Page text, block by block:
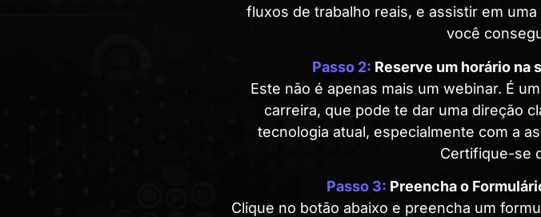
fluxos de trabalho reais, e assistir em
você
Passo 2: Reserve um horário na
Este não é apenas mais um webinar. É
carreira, que pode te dar uma direção
tecnologia atual, especialmente com a
Certifique-se
Passo 3: Preencha o
Clique no botão abaixo e preencha um